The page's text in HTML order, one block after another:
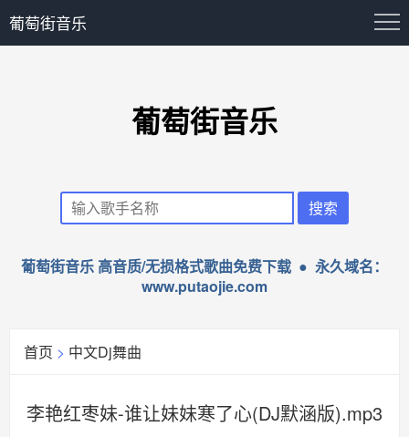
葡萄街音乐
葡萄街音乐
葡萄街音乐 高音质/无损格式歌曲免费下载 ● 永久域名：
www.putaojie.com
首页 > 中文Dj舞曲
李艳红枣妹-谁让妹妹寒了心(DJ默涵版).mp3